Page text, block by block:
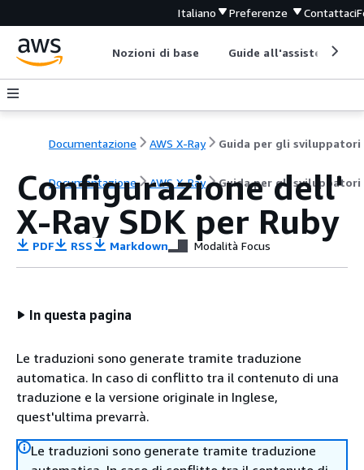
Italiano Preferenze Contattaci
Nozioni di base Guide all'assistenza
Documentazione AWS X-Ray Guida per gli sviluppatori
Documentazione AWS X-Ray Guida per gli sviluppatori
Configurazione dell'
X-Ray SDK per Ruby
PDF RSS Markdown Modalità Focus
In questa pagina
Le traduzioni sono generate tramite traduzione
automatica. In caso di conflitto tra il contenuto di una
traduzione e la versione originale in Inglese,
quest'ultima prevarrà.
Le traduzioni sono generate tramite traduzione